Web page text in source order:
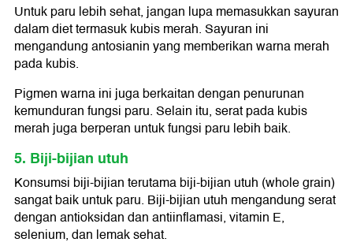
Untuk paru lebih sehat, jangan lupa memasukkan sayuran
dalam diet termasuk kubis merah. Sayuran ini
mengandung antosianin yang memberikan warna merah
pada kubis.
Pigmen warna ini juga berkaitan dengan penurunan
kemunduran fungsi paru. Selain itu, serat pada kubis
merah juga berperan untuk fungsi paru lebih baik.
5. Biji-bijian utuh
Konsumsi biji-bijian terutama biji-bijian utuh (whole grain)
sangat baik untuk paru. Biji-bijian utuh mengandung serat
dengan antioksidan dan antiinflamasi, vitamin E,
selenium, dan lemak sehat.